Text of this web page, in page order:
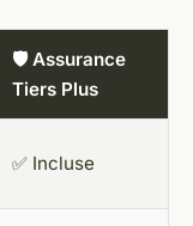
🛡️ Assurance
Tiers Plus
✅ Incluse